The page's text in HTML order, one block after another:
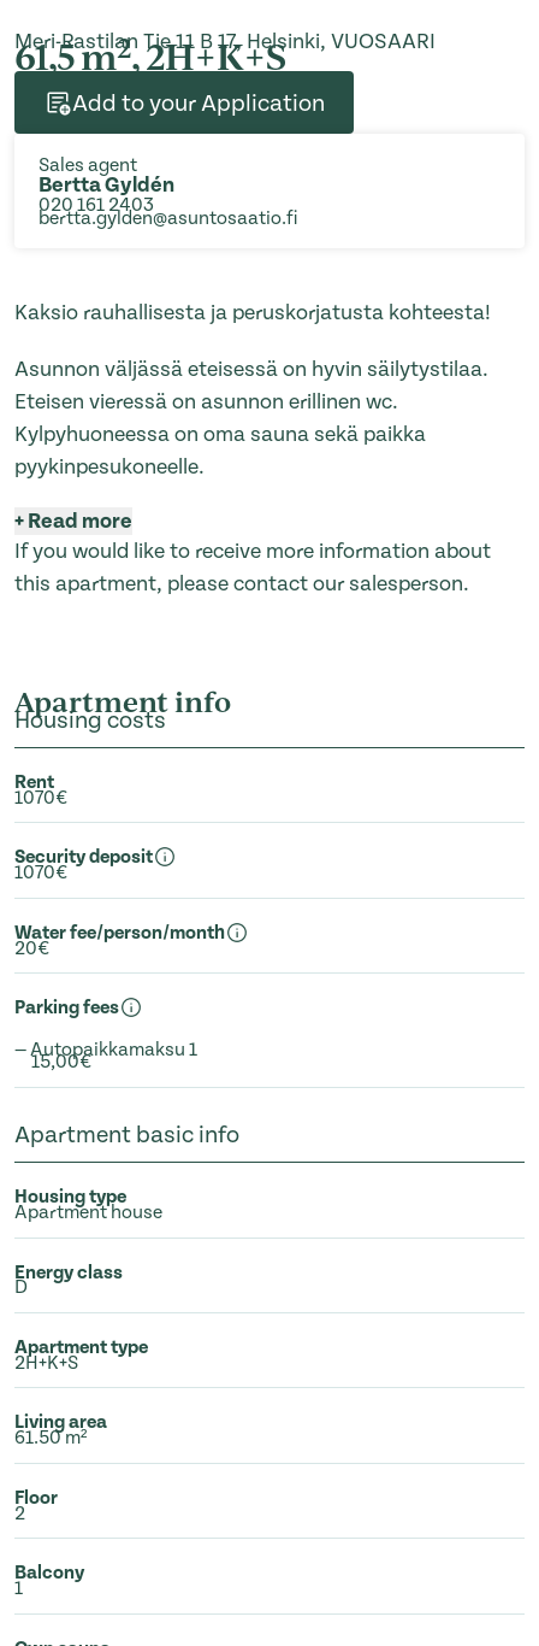
Meri-Rastilan Tie 11 B 17, Helsinki, VUOSAARI
61,5 m2, 2H+K+S
Add to your Application
Sales agent
Bertta Gyldén
020 161 2403
bertta.gylden@asuntosaatio.fi
Kaksio rauhallisesta ja peruskorjatusta kohteesta!
Asunnon väljässä eteisessä on hyvin säilytystilaa.
Eteisen vieressä on asunnon erillinen wc.
Kylpyhuoneessa on oma sauna sekä paikka
pyykinpesukoneelle.
+Read more
If you would like to receive more information about
this apartment, please contact our salesperson.
Apartment info
Housing costs
Rent
1070€
Security deposit
1070€
Water fee/person/month
20€
Parking fees
— Autopaikkamaksu 1
15,00€
Apartment basic info
Housing type
Apartment house
Energy class
D
Apartment type
2H+K+S
Living area
61.50 m²
Floor
2
Balcony
1